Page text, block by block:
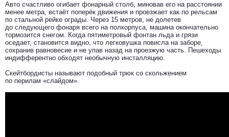
Авто счастливо огибает фонарный столб, миновав его на расстоянии
менее метра, встаёт поперёк движения и проезжает как по рельсам
по стальной рейке ограды. Через 15 метров, не долетев
до следующего фонаря всего на полкорпуса, машина окончательно
тормозится снегом. Когда пятиметровый фонтан льда и грязи
оседает, становится видно, что легковушка повисла на заборе,
сохранив равновесие и не упав назад на проезжую часть. Пешеходы
индифферентно обходят необычную инсталляцию.
Скейтбордисты называют подобный трюк со скольжением
по перилам «слайдом».